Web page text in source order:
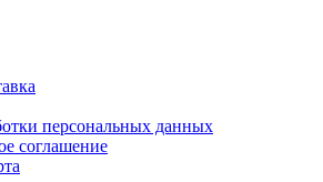
овощная
(Витлуф)
персональных данных
соглашение